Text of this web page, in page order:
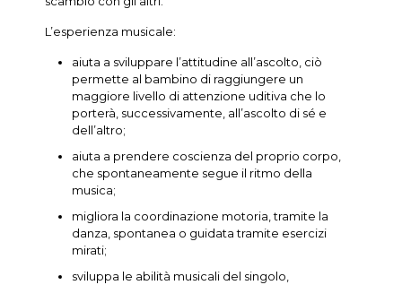
L’esperienza musicale:
aiuta a sviluppare l’attitudine all’ascolto, ciò
permette al bambino di raggiungere un
maggiore livello di attenzione uditiva che lo
porterà, successivamente, all’ascolto di sé e
dell’altro;
aiuta a prendere coscienza del proprio corpo,
che spontaneamente segue il ritmo della
musica;
migliora la coordinazione motoria, tramite la
danza, spontanea o guidata tramite esercizi
mirati;
sviluppa le abilità musicali del singolo,